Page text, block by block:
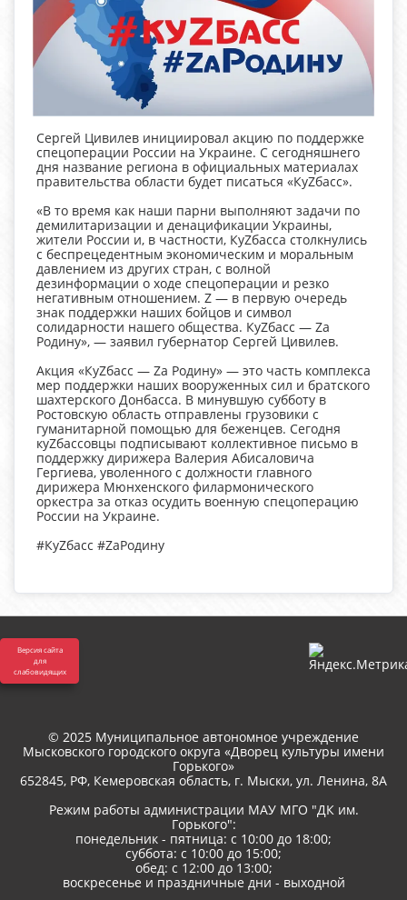
Версия сайта
для
слабовидящих
Сергей Цивилев инициировал акцию по поддержке
спецоперации России на Украине. С сегодняшнего
дня название региона в официальных материалах
правительства области будет писаться «КуZбасс».
«В то время как наши парни выполняют задачи по
демилитаризации и денацификации Украины,
жители России и, в частности, КуZбасса столкнулись
с беспрецедентным экономическим и моральным
давлением из других стран, с волной
дезинформации о ходе спецоперации и резко
негативным отношением. Z — в первую очередь
знак поддержки наших бойцов и символ
солидарности нашего общества. КуZбасс — Zа
Родину», — заявил губернатор Сергей Цивилев.
Акция «КуZбасс — Zа Родину» — это часть комплекса
мер поддержки наших вооруженных сил и братского
шахтерского Донбасса. В минувшую субботу в
Ростовскую область отправлены грузовики с
гуманитарной помощью для беженцев. Сегодня
куZбассовцы подписывают коллективное письмо в
поддержку дирижера Валерия Абисаловича
Гергиева, уволенного с должности главного
дирижера Мюнхенского филармонического
оркестра за отказ осудить военную спецоперацию
России на Украине.
#КуZбасс #ZаРодину
© 2025 Муниципальное автономное учреждение
Мысковского городского округа «Дворец культуры имени
Горького»
652845, РФ, Кемеровская область, г. Мыски, ул. Ленина, 8A
Режим работы администрации МАУ МГО "ДК им.
Горького":
понедельник - пятница: с 10:00 до 18:00;
суббота: с 10:00 до 15:00;
обед: с 12:00 до 13:00;
воскресенье и праздничные дни - выходной